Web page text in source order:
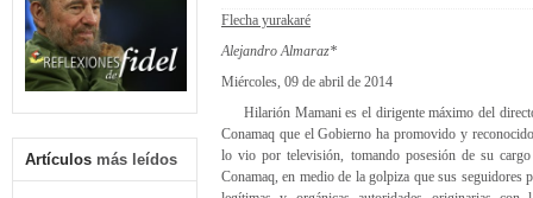
Artículos más leídos
Flecha yurakaré
Alejandro Almaraz*
Miércoles, 09 de abril de 2014
Hilarión Mamani es el dirigente máximo del
Conamaq que el Gobierno ha promovido y
lo vio por televisión, tomando posesión de su
Conamaq, en medio de la golpiza que sus seguidores